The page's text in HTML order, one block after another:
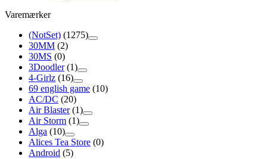
Varemærker
(NotSet) (1275)
30MM (2)
30MS (0)
3Doodler (1)
4-Girlz (16)
69 english game (10)
AC/DC (20)
Air Blaster (1)
Air Storm (1)
Alga (10)
Alices Tea Store (0)
Android (5)